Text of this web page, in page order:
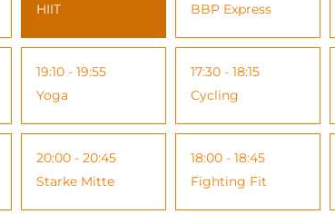
HIIT
19:10 - 19:55
Yoga
20:00 - 20:45
Starke Mitte
BBP Express
17:30 - 18:15
Cycling
18:00 - 18:45
Fighting Fit